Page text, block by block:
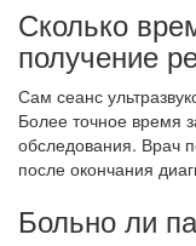
Сколько
получение
Сам сеанс
Более точное время
обследования. Врач
после окончания
Больно ли